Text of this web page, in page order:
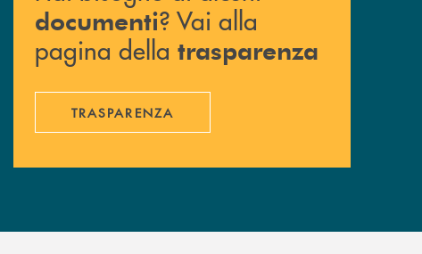
documenti? Vai alla
pagina della trasparenza
TRASPARENZA